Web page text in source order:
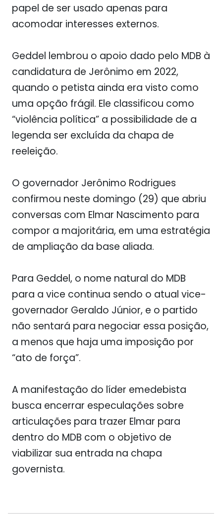
papel de ser usado apenas para
acomodar interesses externos.
Geddel lembrou o apoio dado pelo MDB à
candidatura de Jerônimo em 2022,
quando o petista ainda era visto como
uma opção frágil. Ele classificou como
“violência política” a possibilidade de a
legenda ser excluída da chapa de
reeleição.
O governador Jerônimo Rodrigues
confirmou neste domingo (29) que abriu
conversas com Elmar Nascimento para
compor a majoritária, em uma estratégia
de ampliação da base aliada.
Para Geddel, o nome natural do MDB
para a vice continua sendo o atual vice-
governador Geraldo Júnior, e o partido
não sentará para negociar essa posição,
a menos que haja uma imposição por
“ato de força”.
A manifestação do líder emedebista
busca encerrar especulações sobre
articulações para trazer Elmar para
dentro do MDB com o objetivo de
viabilizar sua entrada na chapa
governista.